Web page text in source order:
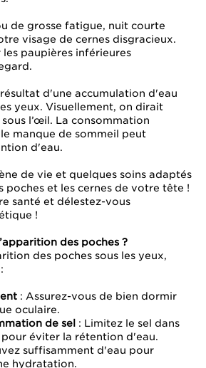
de grosse fatigue, nuit courte
visage de cernes disgracieux.
les paupières inférieures
d'une accumulation d'eau
yeux. Visuellement, on dirait
l’œil. La consommation
manque de sommeil peut
d'eau.
de vie et quelques soins adaptés
poches et les cernes de votre tête !
santé et délestez-vous
!
des poches ?
des poches sous les yeux,
: Assurez-vous de bien dormir
oculaire.
de sel : Limitez le sel dans
éviter la rétention d'eau.
suffisamment d'eau pour
hydratation.